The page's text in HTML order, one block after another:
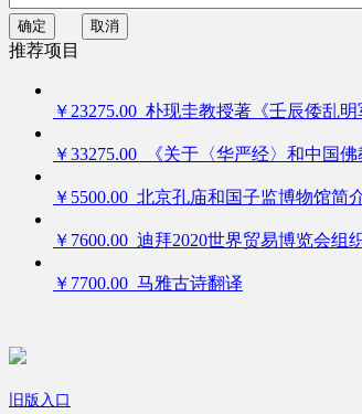
确定 取消
推荐项目
￥23275.00 朴现圭教授著《壬辰倭乱
￥33275.00 《关于〈华严经〉和中国
￥5500.00 北京孔庙和国子监博物馆简
￥7600.00 迪拜2020世界贸易博览会组
￥7700.00 马雅古诗翻译
旧版入口